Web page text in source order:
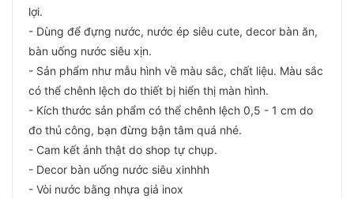
lợi.
- Dùng để đựng nước, nước ép siêu cute, decor bàn ăn,
bàn uống nước siêu xịn.
- Sản phẩm như mẫu hình về màu sắc, chất liệu. Màu sắc
có thể chênh lệch do thiết bị hiển thị màn hình.
- Kích thước sản phẩm có thể chênh lệch 0,5 - 1 cm do
đo thủ công, bạn đừng bận tâm quá nhé.
- Cam kết ảnh thật do shop tự chụp.
- Decor bàn uống nước siêu xinhhh
- Vòi nước bằng nhựa giả inox